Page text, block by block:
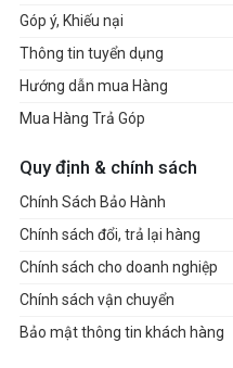
Cổng giao tiếp
Kích thước
cao)
36.02 x
Cân nặng 1.677 kg
Hệ điều hành
Góp ý, Khiếu nại
Thông tin tuyển dụng
Hướng dẫn mua Hàng
Mua Hàng Trả Góp
Quy định & chính sách
Chính Sách Bảo Hành
Chính sách đổi, trả lại hàng
Chính sách cho doanh nghiệp
Chính sách vận chuyển
Bảo mật thông tin khách hàng